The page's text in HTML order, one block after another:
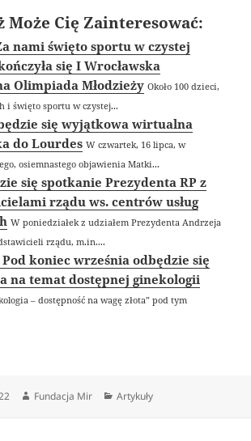
Może Cię Zainteresować:
nami święto sportu w czystej
się I Wrocławska
Olimpiada Młodzieży Około 100 dzieci,
i święto sportu w czystej...
się wyjątkowa wirtualna
do Lourdes W czwartek, 16 lipca, w
osiemnastego objawienia Matki...
się spotkanie Prezydenta RP z
rządu ws. centrów usług
W poniedziałek z udziałem Prezydenta Andrzeja
rządu, m.in....
koniec września odbędzie się
na temat dostępnej ginekologii
– dostępność na wagę złota” pod tym
Autor
Fundacja Mir Kategorie
Artykuły